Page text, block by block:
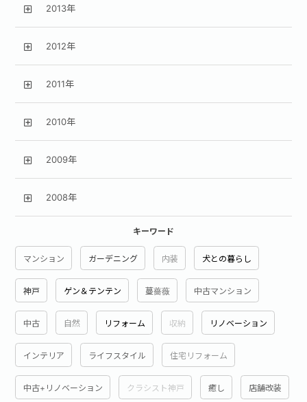
2013年
2012年
2011年
2010年
2009年
2008年
キーワード
マンション ガーデニング 内装 犬との暮らし
神戸 ゲン＆テンテン 蔓薔薇 中古マンション
中古 自然 リフォーム 収納 リノベーション
インテリア ライフスタイル 住宅リフォーム
中古+リノベーション クラシスト神戸 癒し 店舗改装